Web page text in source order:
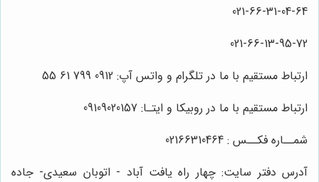
021-66-31-04-64
021-66-13-95-72
ارتباط مستقیم با ما در تلگرام و واتس آپ: 0912 799 61 55
ارتباط مستقیم با ما در روبیکا و ایتـا: 09109020157
شمــاره فکــس : 02166310464
آدرس دفتر سایت: چهار راه یافت آباد - اتوبان سعیدی- جاده